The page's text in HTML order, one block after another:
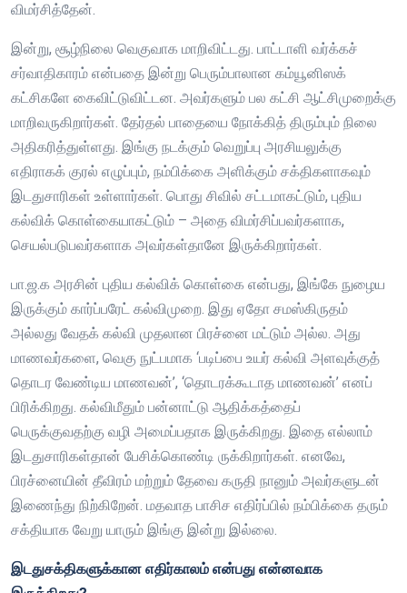
விமர்சித்தேன்.
இன்று, சூழ்நிலை வெகுவாக மாறிவிட்டது. பாட்டாளி வர்க்கச்
சர்வாதிகாரம் என்பதை இன்று பெரும்பாலான கம்யூனிஸக்
கட்சிகளே கைவிட்டுவிட்டன. அவர்களும் பல கட்சி ஆட்சிமுறைக்கு
மாறிவருகிறார்கள். தேர்தல் பாதையை நோக்கித் திரும்பும் நிலை
அதிகரித்துள்ளது. இங்கு நடக்கும் வெறுப்பு அரசியலுக்கு
எதிராகக் குரல் எழுப்பும், நம்பிக்கை அளிக்கும் சக்திகளாகவும்
இடதுசாரிகள் உள்ளார்கள். பொது சிவில் சட்டமாகட்டும், புதிய
கல்விக் கொள்கையாகட்டும் – அதை விமர்சிப்பவர்களாக,
செயல்படுபவர்களாக அவர்கள்தானே இருக்கிறார்கள்.
பா.ஜ.க அரசின் புதிய கல்விக் கொள்கை என்பது, இங்கே நுழைய
இருக்கும் கார்ப்பரேட் கல்விமுறை. இது ஏதோ சமஸ்கிருதம்
அல்லது வேதக் கல்வி முதலான பிரச்னை மட்டும் அல்ல. அது
மாணவர்களை, வெகு நுட்பமாக ‘படிப்பை உயர் கல்வி அளவுக்குத்
தொடர வேண்டிய மாணவன்’, ‘தொடரக்கூடாத மாணவன்’ எனப்
பிரிக்கிறது. கல்விமீதும் பன்னாட்டு ஆதிக்கத்தைப்
பெருக்குவதற்கு வழி அமைப்பதாக இருக்கிறது. இதை எல்லாம்
இடதுசாரிகள்தான் பேசிக்கொண்டி ருக்கிறார்கள். எனவே,
பிரச்னையின் தீவிரம் மற்றும் தேவை கருதி நானும் அவர்களுடன்
இணைந்து நிற்கிறேன். மதவாத பாசிச எதிர்ப்பில் நம்பிக்கை தரும்
சக்தியாக வேறு யாரும் இங்கு இன்று இல்லை.
இடதுசக்திகளுக்கான எதிர்காலம் என்பது என்னவாக